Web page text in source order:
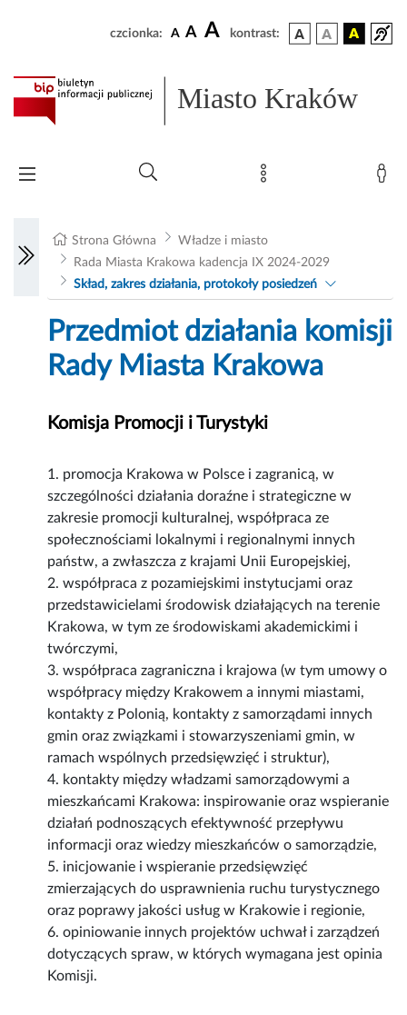
czcionka: A A A kontrast:
Miasto Kraków
Strona Główna
Władze i miasto
Rada Miasta Krakowa kadencja IX 2024-2029
Skład, zakres działania, protokoły posiedzeń
Przedmiot działania komisji
Rady Miasta Krakowa
Komisja Promocji i Turystyki
1. promocja Krakowa w Polsce i zagranicą, w
szczególności działania doraźne i strategiczne w
zakresie promocji kulturalnej, współpraca ze
społecznościami lokalnymi i regionalnymi innych
państw, a zwłaszcza z krajami Unii Europejskiej,
2. współpraca z pozamiejskimi instytucjami oraz
przedstawicielami środowisk działających na terenie
Krakowa, w tym ze środowiskami akademickimi i
twórczymi,
3. współpraca zagraniczna i krajowa (w tym umowy o
współpracy między Krakowem a innymi miastami,
kontakty z Polonią, kontakty z samorządami innych
gmin oraz związkami i stowarzyszeniami gmin, w
ramach wspólnych przedsięwzięć i struktur),
4. kontakty między władzami samorządowymi a
mieszkańcami Krakowa: inspirowanie oraz wspieranie
działań podnoszących efektywność przepływu
informacji oraz wiedzy mieszkańców o samorządzie,
5. inicjowanie i wspieranie przedsięwzięć
zmierzających do usprawnienia ruchu turystycznego
oraz poprawy jakości usług w Krakowie i regionie,
6. opiniowanie innych projektów uchwał i zarządzeń
dotyczących spraw, w których wymagana jest opinia
Komisji.